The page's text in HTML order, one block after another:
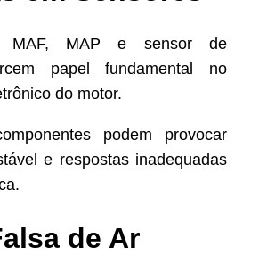
MAF, MAP e sensor de
papel fundamental no
do motor.
podem provocar
e respostas inadequadas
de Ar